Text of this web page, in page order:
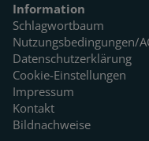
Information
Schlagwortbaum
Nutzungsbedingungen/
Datenschutzerklärung
Cookie-Einstellungen
Impressum
Kontakt
Bildnachweise